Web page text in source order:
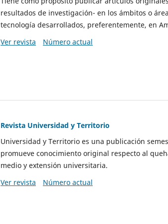
resultados de investigación- en los ámbitos o
tecnología desarrollados, preferentemente, en
Ver revista
Número actual
Revista Universidad y Territorio
Universidad y Territorio es una publicación
promueve conocimiento original respecto al
medio y extensión universitaria.
Ver revista
Número actual